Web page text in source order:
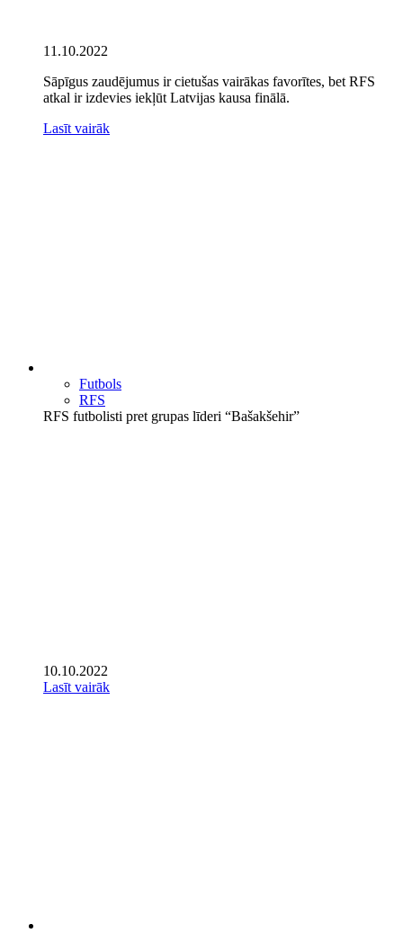
11.10.2022
Sāpīgus zaudējumus ir cietušas vairākas favorītes, bet RFS
atkal ir izdevies iekļūt Latvijas kausa finālā.
Lasīt vairāk
Futbols
RFS
RFS futbolisti pret grupas līderi “Bašakšehir”
10.10.2022
Lasīt vairāk